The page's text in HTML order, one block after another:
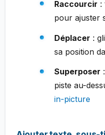
Raccourcir :
pour ajuster
Déplacer :
sa position
Superposer
piste au-
in-picture